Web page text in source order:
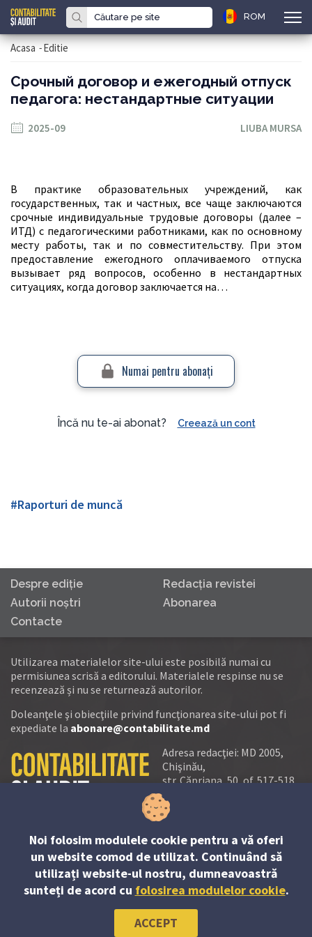
ROM
Acasa -Editie
Срочный договор и ежегодный отпуск
педагога: нестандартные ситуации
2025-09 LIUBA MURSA
В практике образовательных учреждений, как
государственных, так и частных, все чаще заключаются
срочные индивидуальные трудовые договоры (далее –
ИТД) с педагогическими работниками, как по основному
месту работы, так и по совместительству. При этом
предоставление ежегодного оплачиваемого отпуска
вызывает ряд вопросов, особенно в нестандартных
ситуациях, когда договор заключается на…
Numai pentru abonaţi
Încă nu te-ai abonat? Creează un cont
#Raporturi de muncă
Despre ediţie
Redacţia revistei
Autorii noştri
Abonarea
Contacte
Utilizarea materialelor site-ului este posibilă numai cu
permisiunea scrisă a editorului. Materialele respinse nu se
recenzează și nu se returnează autorilor.
Doleanţele şi obiecţiile privind funcţionarea site-ului pot fi
expediate la abonare@contabilitate.md
Adresa redacţiei: MD 2005,
Chişinău,
str. Căpriana, 50, of. 517-518
tel.:
tel./fax:
e-mail:
abonare@contabilitate.md
newsletter:
contabilitate@
Noi folosim modulele cookie pentru a vă oferi
un website comod de utilizat. Continuând să
utilizați website-ul nostru, dumneavoastră
sunteți de acord cu folosirea modulelor cookie.
ACCEPT